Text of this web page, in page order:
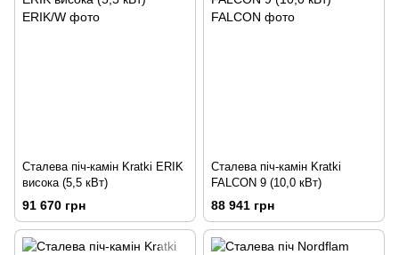
Сталева піч-камін Kratki ERIK
висока (5,5 кВт)
91 670 грн
Сталева піч-камін Kratki
FALCON 9 (10,0 кВт)
88 941 грн